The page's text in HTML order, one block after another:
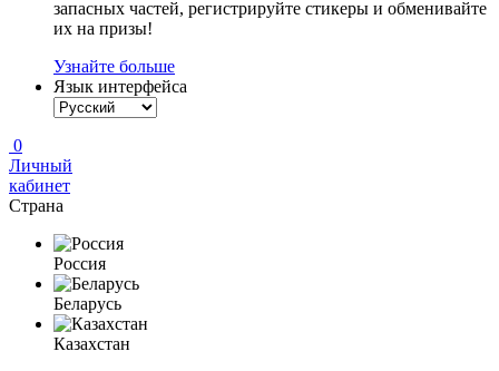
запасных частей, регистрируйте стикеры и обменивайте
их на призы!
Узнайте больше
Язык интерфейса
0
Личный
кабинет
Страна
Россия
Беларусь
Казахстан